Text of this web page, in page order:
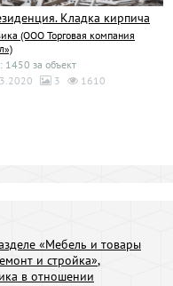
Кладка кирпича
(ООО Торговая компания
1450 за объект
3 1610
«Мебель и товары
и стройка»,
в отношении